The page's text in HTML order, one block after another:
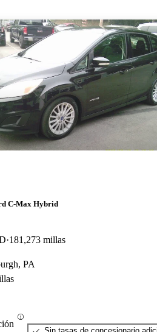
C-Max Hybrid
181,273 millas
PA